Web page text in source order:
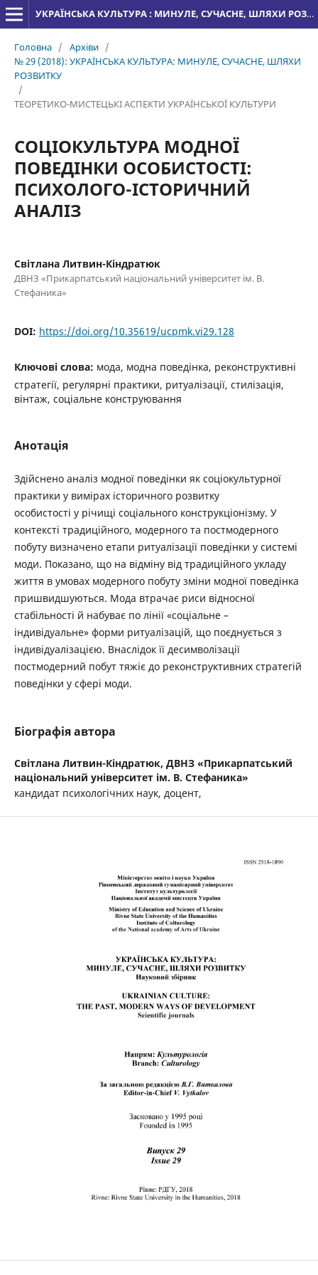
УКРАЇНСЬКА КУЛЬТУРА : МИНУЛЕ, СУЧАСНЕ, ШЛЯХИ РОЗВИТКУ
Головна / Архіви /
№ 29 (2018): УКРАЇНСЬКА КУЛЬТУРА: МИНУЛЕ, СУЧАСНЕ, ШЛЯХИ
РОЗВИТКУ
/
ТЕОРЕТИКО-МИСТЕЦЬКІ АСПЕКТИ УКРАЇНСЬКОЇ КУЛЬТУРИ
СОЦІОКУЛЬТУРА МОДНОЇ
ПОВЕДІНКИ ОСОБИСТОСТІ:
ПСИХОЛОГО-ІСТОРИЧНИЙ
АНАЛІЗ
Світлана Литвин-Кіндратюк
ДВНЗ «Прикарпатський національний університет ім. В.
Стефаника»
DOI: https://doi.org/10.35619/ucpmk.vi29.128
Ключові слова: мода, модна поведінка, реконструктивні
стратегії, регулярні практики, ритуалізації, стилізація,
вінтаж, соціальне конструювання
Анотація
Здійснено аналіз модної поведінки як соціокультурної
практики у вимірах історичного розвитку
особистості у річищі соціального конструкціонізму. У
контексті традиційного, модерного та постмодерного
побуту визначено етапи ритуалізації поведінки у системі
моди. Показано, що на відміну від традиційного укладу
життя в умовах модерного побуту зміни модної поведінка
пришвидшуються. Мода втрачає риси відносної
стабільності й набуває по лінії «соціальне –
індивідуальне» форми ритуалізацій, що поєднується з
індивідуалізацією. Внаслідок її десимволізації
постмодерний побут тяжіє до реконструктивних стратегій
поведінки у сфері моди.
Біографія автора
Світлана Литвин-Кіндратюк, ДВНЗ «Прикарпатський
національний університет ім. В. Стефаника»
кандидат психологічних наук, доцент,